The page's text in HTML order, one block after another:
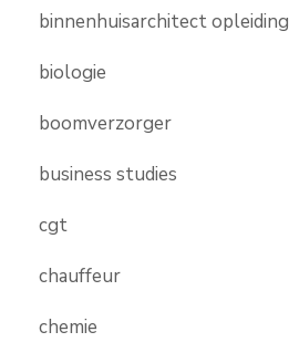
binnenhuisarchitect opleiding
biologie
boomverzorger
business studies
cgt
chauffeur
chemie